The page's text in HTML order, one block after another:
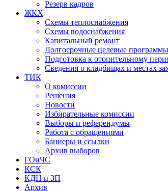
Резерв кадров
ЖКХ
Схемы теплоснабжения
Схемы водоснабжения
Капитальный ремонт
Долгосрочные целевые программы
Подготовка к отопительному
Сведения о кладбищах и местах
ТИК
О комиссии
Решения
Новости
Избирательные комиссии
Выборы и референдумы
Работа с обращениями
Баннеры и ссылки
Архив выборов
ГОиЧС
КСК
КДН и ЗП
Архив